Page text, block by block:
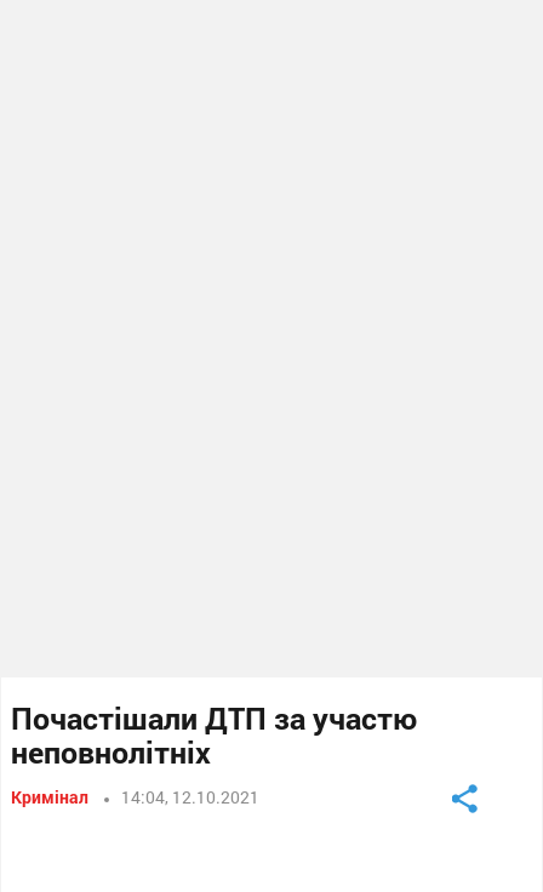
Почастішали ДТП за участю
неповнолітніх
Кримінал 14:04, 12.10.2021